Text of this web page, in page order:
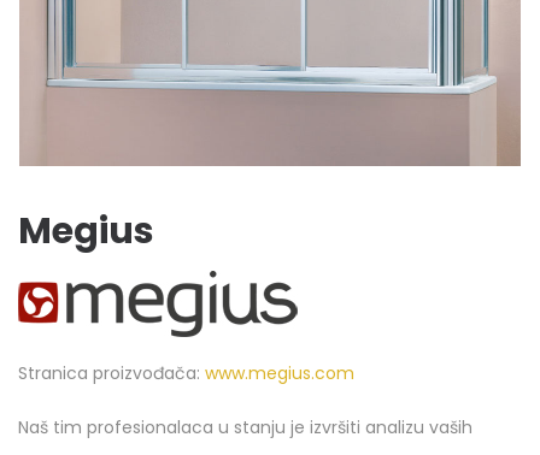
Megius
Stranica proizvođača: www.megius.com
Naš tim profesionalaca u stanju je izvršiti analizu vaših